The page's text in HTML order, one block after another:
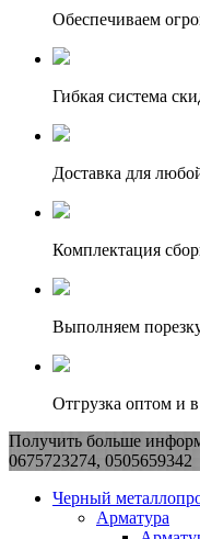
Обеспечиваем
Гибкая система
Доставка для
Комплектация
Выполняем
Отгрузка оптом и
Получить больше
0675723274, 0505659342
Черный
Арматура